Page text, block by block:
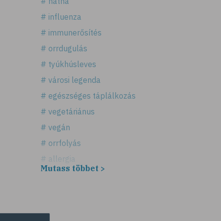
# influenza
# immunerősítés
# orrdugulás
# tyúkhúsleves
# városi legenda
# egészséges táplálkozás
# vegetáriánus
# vegán
# orrfolyás
# allergia
Mutass többet >